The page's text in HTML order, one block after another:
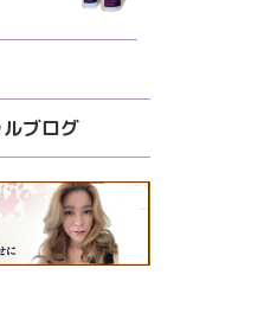
ブログ